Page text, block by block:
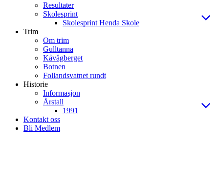
Resultater
Skolesprint
Skolesprint Henda Skole
Trim
Om trim
Gulltanna
Kåvågberget
Botnen
Follandsvatnet rundt
Historie
Informasjon
Årstall
1991
Kontakt oss
Bli Medlem